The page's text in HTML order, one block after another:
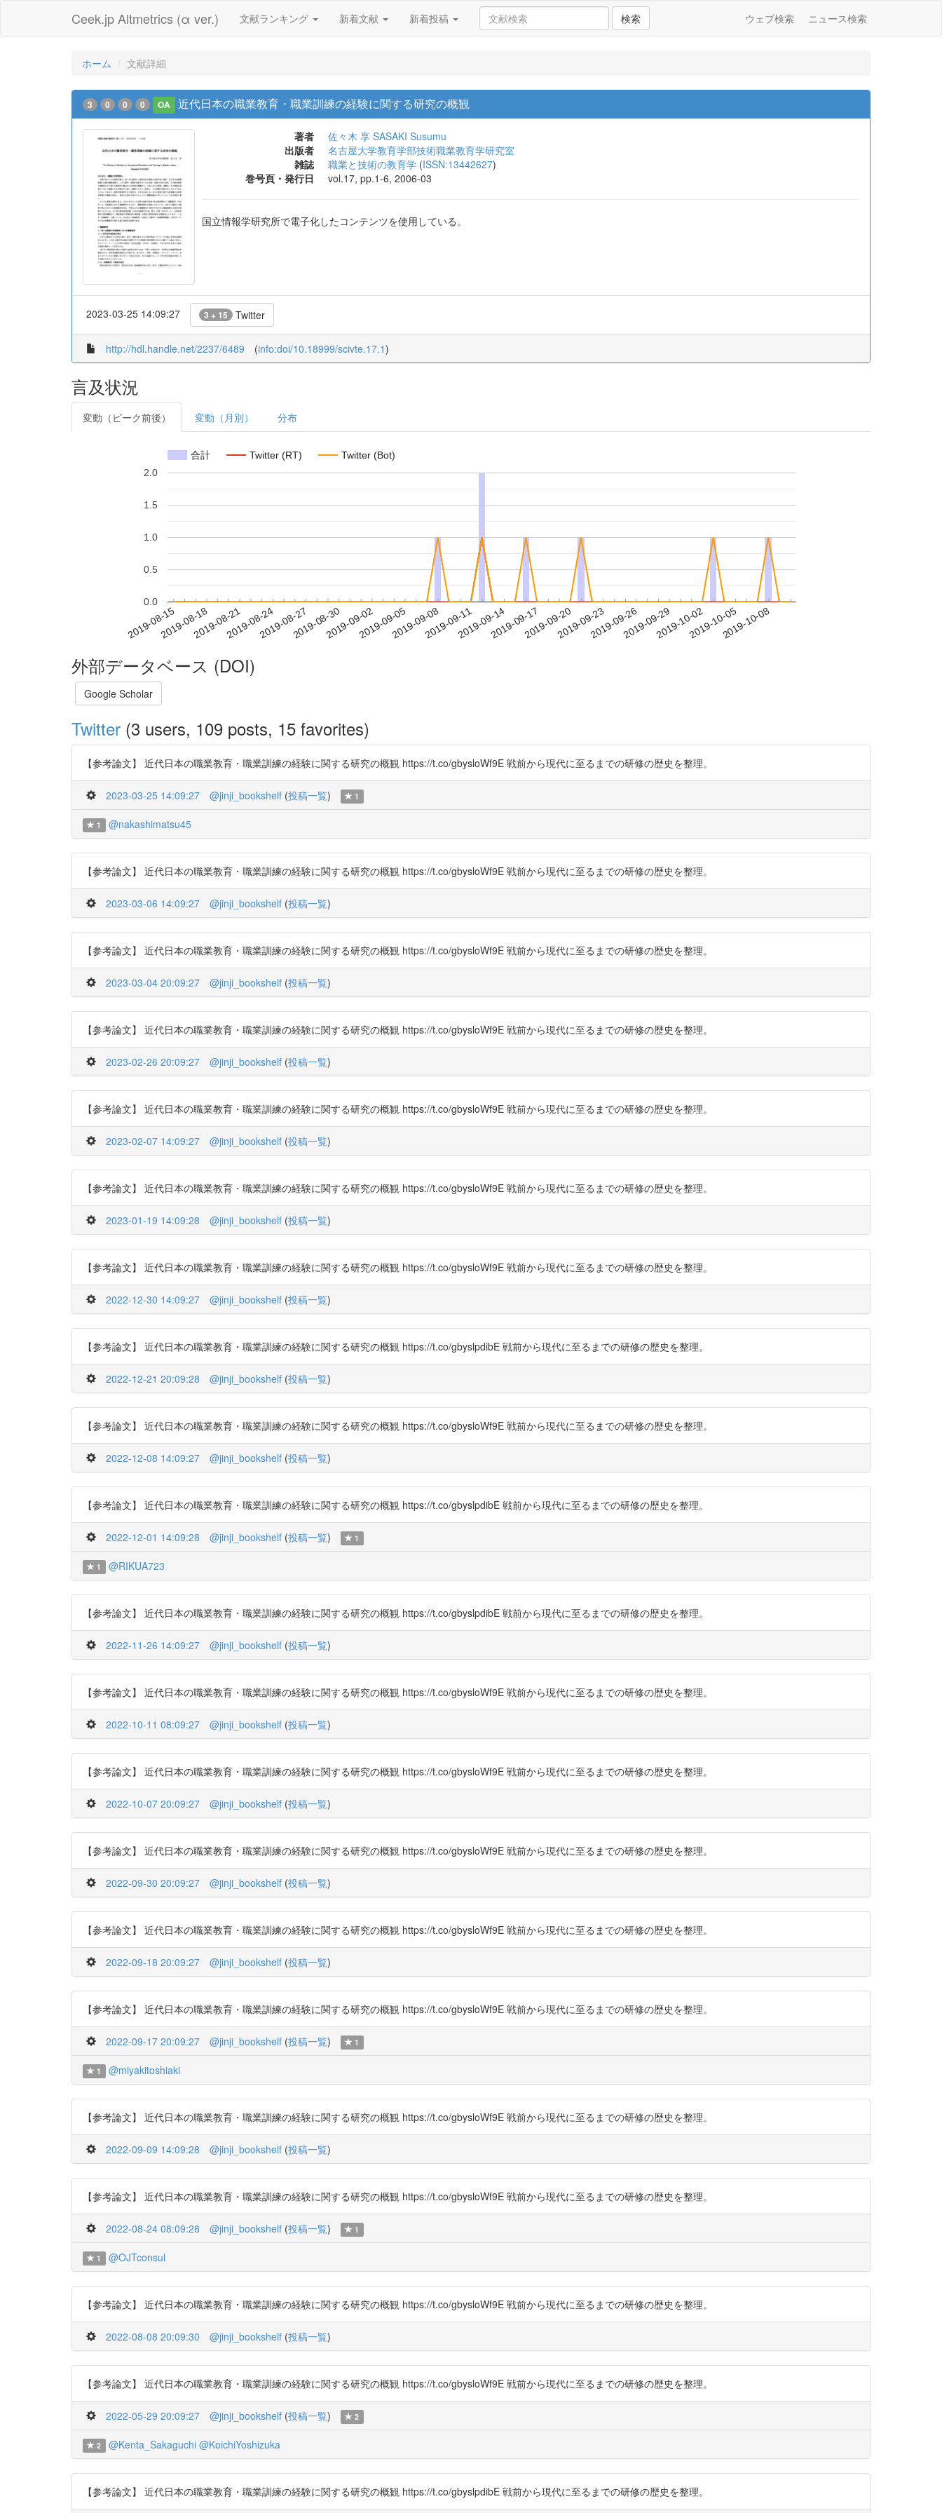
Ceek.jp Altmetrics (α ver.) 文献ランキング 新着文献 新着投稿 検索 ウェブ検索 ニュース検索
ホーム 文献詳細
3 0 0 0 OA 近代日本の職業教育・職業訓練の経験に関する研究の概観
著者 佐々木 享 SASAKI Susumu
出版者
名古屋大学教育学部技術職業教育学研究室
雑誌
職業と技術の教育学 (ISSN:13442627)
巻号頁・発行日
vol.17, pp.1-6, 2006-03
国立情報学研究所で電子化したコンテンツを使用している。
2023-03-25 14:09:27 3 + 15 Twitter
http://hdl.handle.net/2237/6489 (info:doi/10.18999/scivte.17.1)
言及状況
変動（ピーク前後） 変動（月別） 分布
合計 Twitter (RT) Twitter (Bot)
2019-08-152019-08-182019-08-212019-08-242019-08-272019-08-302019-09-022019-09-052019-09-082019-09-112019-09-142019-09-172019-09-202019-09-232019-09-262019-09-292019-10-022019-10-052019-10-08
0.0
0.5
1.0
1.5
2.0
外部データベース (DOI)
Google Scholar
Twitter (3 users, 109 posts, 15 favorites)
【参考論文】 近代日本の職業教育・職業訓練の経験に関する研究の概観 https://t.co/gbysloWf9E 戦前から現代に至るまでの研修の歴史を整理。
2023-03-25 14:09:27 @jinji_bookshelf (投稿一覧) 1
1 @nakashimatsu45
【参考論文】 近代日本の職業教育・職業訓練の経験に関する研究の概観 https://t.co/gbysloWf9E 戦前から現代に至るまでの研修の歴史を整理。
2023-03-06 14:09:27 @jinji_bookshelf (投稿一覧)
【参考論文】 近代日本の職業教育・職業訓練の経験に関する研究の概観 https://t.co/gbysloWf9E 戦前から現代に至るまでの研修の歴史を整理。
2023-03-04 20:09:27 @jinji_bookshelf (投稿一覧)
【参考論文】 近代日本の職業教育・職業訓練の経験に関する研究の概観 https://t.co/gbysloWf9E 戦前から現代に至るまでの研修の歴史を整理。
2023-02-26 20:09:27 @jinji_bookshelf (投稿一覧)
【参考論文】 近代日本の職業教育・職業訓練の経験に関する研究の概観 https://t.co/gbysloWf9E 戦前から現代に至るまでの研修の歴史を整理。
2023-02-07 14:09:27 @jinji_bookshelf (投稿一覧)
【参考論文】 近代日本の職業教育・職業訓練の経験に関する研究の概観 https://t.co/gbysloWf9E 戦前から現代に至るまでの研修の歴史を整理。
2023-01-19 14:09:28 @jinji_bookshelf (投稿一覧)
【参考論文】 近代日本の職業教育・職業訓練の経験に関する研究の概観 https://t.co/gbysloWf9E 戦前から現代に至るまでの研修の歴史を整理。
2022-12-30 14:09:27 @jinji_bookshelf (投稿一覧)
【参考論文】 近代日本の職業教育・職業訓練の経験に関する研究の概観 https://t.co/gbyslpdibE 戦前から現代に至るまでの研修の歴史を整理。
2022-12-21 20:09:28 @jinji_bookshelf (投稿一覧)
【参考論文】 近代日本の職業教育・職業訓練の経験に関する研究の概観 https://t.co/gbysloWf9E 戦前から現代に至るまでの研修の歴史を整理。
2022-12-08 14:09:27 @jinji_bookshelf (投稿一覧)
【参考論文】 近代日本の職業教育・職業訓練の経験に関する研究の概観 https://t.co/gbyslpdibE 戦前から現代に至るまでの研修の歴史を整理。
2022-12-01 14:09:28 @jinji_bookshelf (投稿一覧) 1
1 @RIKUA723
【参考論文】 近代日本の職業教育・職業訓練の経験に関する研究の概観 https://t.co/gbyslpdibE 戦前から現代に至るまでの研修の歴史を整理。
2022-11-26 14:09:27 @jinji_bookshelf (投稿一覧)
【参考論文】 近代日本の職業教育・職業訓練の経験に関する研究の概観 https://t.co/gbysloWf9E 戦前から現代に至るまでの研修の歴史を整理。
2022-10-11 08:09:27 @jinji_bookshelf (投稿一覧)
【参考論文】 近代日本の職業教育・職業訓練の経験に関する研究の概観 https://t.co/gbysloWf9E 戦前から現代に至るまでの研修の歴史を整理。
2022-10-07 20:09:27 @jinji_bookshelf (投稿一覧)
【参考論文】 近代日本の職業教育・職業訓練の経験に関する研究の概観 https://t.co/gbysloWf9E 戦前から現代に至るまでの研修の歴史を整理。
2022-09-30 20:09:27 @jinji_bookshelf (投稿一覧)
【参考論文】 近代日本の職業教育・職業訓練の経験に関する研究の概観 https://t.co/gbysloWf9E 戦前から現代に至るまでの研修の歴史を整理。
2022-09-18 20:09:27 @jinji_bookshelf (投稿一覧)
【参考論文】 近代日本の職業教育・職業訓練の経験に関する研究の概観 https://t.co/gbysloWf9E 戦前から現代に至るまでの研修の歴史を整理。
2022-09-17 20:09:27 @jinji_bookshelf (投稿一覧) 1
1 @miyakitoshiaki
【参考論文】 近代日本の職業教育・職業訓練の経験に関する研究の概観 https://t.co/gbysloWf9E 戦前から現代に至るまでの研修の歴史を整理。
2022-09-09 14:09:28 @jinji_bookshelf (投稿一覧)
【参考論文】 近代日本の職業教育・職業訓練の経験に関する研究の概観 https://t.co/gbysloWf9E 戦前から現代に至るまでの研修の歴史を整理。
2022-08-24 08:09:28 @jinji_bookshelf (投稿一覧) 1
1 @OJTconsul
【参考論文】 近代日本の職業教育・職業訓練の経験に関する研究の概観 https://t.co/gbysloWf9E 戦前から現代に至るまでの研修の歴史を整理。
2022-08-08 20:09:30 @jinji_bookshelf (投稿一覧)
【参考論文】 近代日本の職業教育・職業訓練の経験に関する研究の概観 https://t.co/gbysloWf9E 戦前から現代に至るまでの研修の歴史を整理。
2022-05-29 20:09:27 @jinji_bookshelf (投稿一覧) 2
2 @Kenta_Sakaguchi @KoichiYoshizuka
【参考論文】 近代日本の職業教育・職業訓練の経験に関する研究の概観 https://t.co/gbyslpdibE 戦前から現代に至るまでの研修の歴史を整理。